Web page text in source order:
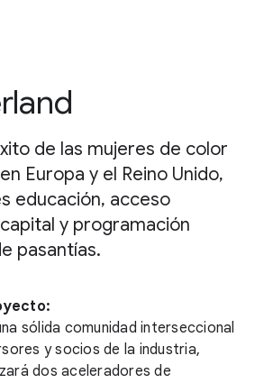
de las mujeres de color
Europa y el Reino Unido,
educación, acceso
y programación
pasantías.
sólida comunidad interseccional
y socios de la industria,
dos aceleradores de